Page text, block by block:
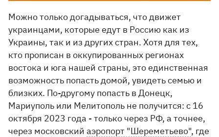
Можно только догадываться, что движет
украинцами, которые едут в Россию как из
Украины, так и из других стран. Хотя для тех,
кто прописан в оккупированных регионах
востока и юга нашей страны, это единственная
возможность попасть домой, увидеть семью и
близких. По-другому попасть в Донецк,
Мариуполь или Мелитополь не получится: с 16
октября 2023 года - только через РФ, а точнее,
через московскийаэропорт "Шереметьево", где